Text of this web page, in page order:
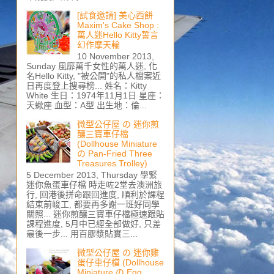
[試食邀請] 美心西餅
Maxim's Cake Shop :
萬人迷Hello Kitty誓言
幻作摩天輪
10 November 2013,
Sunday 風靡萬千女性的萬人迷, 化
名Hello Kitty, "被公開"的私人檔案近
日再度登上搜尋榜... 姓名：Kitty
White 生日：1974年11月1日 星座：
天蠍座 血型：A型 出生地：倫...
微型公仔屋 の 迷你煎
釀三寶車仔檔
(Dollhouse Miniature
の Pan-Fried Three
Treasures Trolley)
5 December 2013, Thursday 學緊
迷你魚蛋車仔檔 時走咗2堂去澳洲旅
行, 回港後拼命跟回進度, 順利於課程
結束前峻工, 都要再多謝一班好同學
關照... 迷你煎釀三寶車仔檔極速跟貼
課程進度, 5月中已經全部做好, 只差
最後一步... 用百膠漿貼實三...
微型公仔屋 の 迷你雞
蛋仔車仔檔 (Dollhouse